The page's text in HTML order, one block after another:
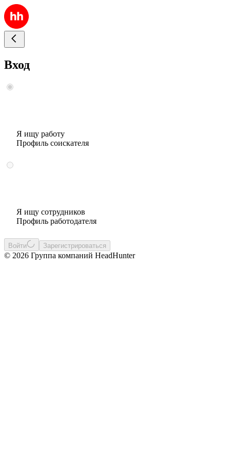
Вход
Я ищу работу
Профиль соискателя
Я ищу сотрудников
Профиль работодателя
Войти Зарегистрироваться
© 2026 Группа компаний HeadHunter